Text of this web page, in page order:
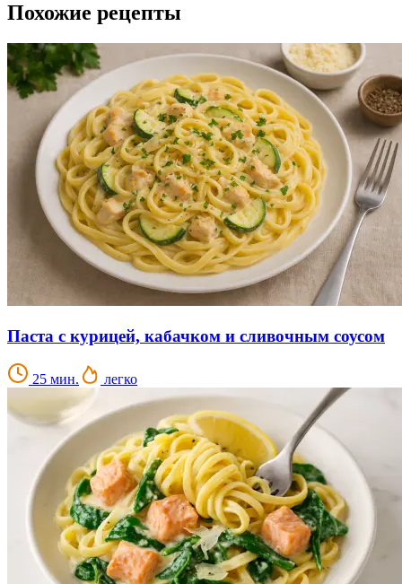
Похожие рецепты
Паста с курицей, кабачком и сливочным соусом
25 мин. легко